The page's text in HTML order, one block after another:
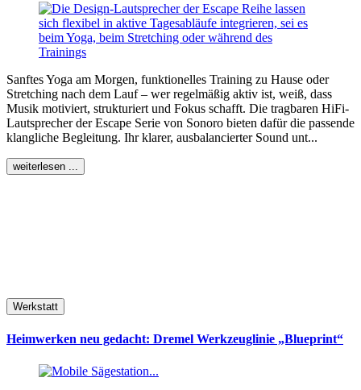
Sanftes Yoga am Morgen, funktionelles Training zu Hause oder
Stretching nach dem Lauf – wer regelmäßig aktiv ist, weiß, dass
Musik motiviert, strukturiert und Fokus schafft. Die tragbaren HiFi-
Lautsprecher der Escape Serie von Sonoro bieten dafür die passende
klangliche Begleitung. Ihr klarer, ausbalancierter Sound unt...
weiterlesen ...
Werkstatt
Heimwerken neu gedacht: Dremel Werkzeuglinie „Blueprint“